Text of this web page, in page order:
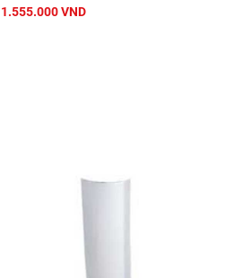
1.555.000 VND